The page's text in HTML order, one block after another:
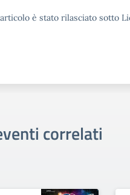
è stato rilasciato sotto
correlati